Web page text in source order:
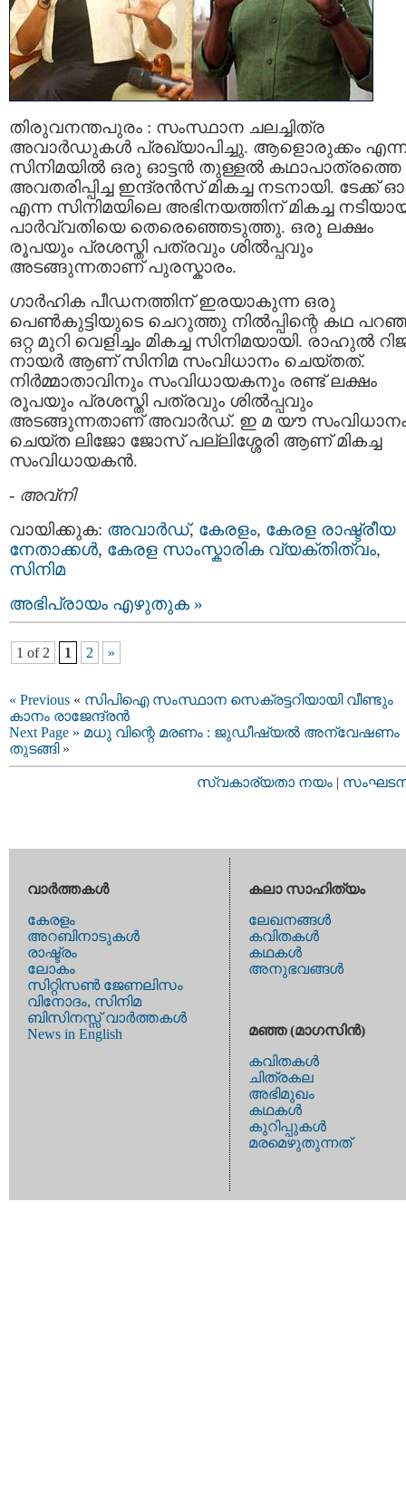
തിരുവനന്തപുരം : സംസ്ഥാന ചലച്ചിത്ര
അവാർഡുകൾ പ്രഖ്യാപിച്ചു. ആളൊരുക്കം
സിനിമയിൽ ഒരു ഓട്ടൻ തുള്ളൽ കഥാപാത്രത്തെ
അവതരിപ്പിച്ച ഇന്ദ്രൻസ് മികച്ച നടനായി. ടേക്ക്
എന്ന സിനിമയിലെ അഭിനയത്തിന് മികച്ച
പാർവ്വതിയെ തെരെഞ്ഞെടുത്തു. ഒരു ലക്ഷം
രൂപയും പ്രശസ്തി പത്രവും ശിൽപ്പവും
അടങ്ങുന്നതാണ് പുരസ്കാരം.
ഗാർഹിക പീഡനത്തിന് ഇരയാകുന്ന ഒരു
പെൺകുട്ടിയുടെ ചെറുത്തു നിൽപ്പിന്റെ കഥ
ഒറ്റ മുറി വെളിച്ചം മികച്ച സിനിമയായി. രാഹുൽ
നായർ ആണ് സിനിമ സംവിധാനം ചെയ്തത്.
നിർമ്മാതാവിനും സംവിധായകനും രണ്ട് ലക്ഷം
രൂപയും പ്രശസ്തി പത്രവും ശിൽപ്പവും
അടങ്ങുന്നതാണ് അവാർഡ്. ഇ മ യൗ
ചെയ്ത ലിജോ ജോസ് പല്ലിശ്ശേരി ആണ് മികച്ച
സംവിധായകൻ.
- അവ്നി
വായിക്കുക: അവാർഡ്, കേരളം, കേരള രാഷ്ട്രീയ
നേതാക്കള്‍, കേരള സാംസ്കാരിക വ്യക്തിത്വം,
സിനിമ
അഭിപ്രായം എഴുതുക »
1 of 2 1 2 »
« Previous « സിപിഐ സംസ്ഥാന സെക്രട്ടറിയായി വീണ്ടും
കാനം രാജേന്ദ്രൻ
Next Page » മധു വിന്റെ മരണം : ജുഡീഷ്യൽ അന്വേഷണം
തുടങ്ങി»
സ്വകാര്യതാ നയം |
വാര്‍ത്തകള്‍
കേരളം
അറബിനാടുകള്‍
രാഷ്ട്രം
ലോകം
സിറ്റിസണ്‍ ജേണലിസം
വിനോദം, സിനിമ
ബിസിനസ്സ് വാര്‍ത്തകള്‍
News in English
കലാ സാഹിത്യം
ലേഖനങ്ങള്‍
കവിതകള്‍
കഥകള്‍
അനുഭവങ്ങള്‍
മഞ്ഞ (മാഗസിന്‍)
കവിതകള്‍
ചിത്രകല
അഭിമുഖം
കഥകള്‍
കുറിപ്പുകള്‍
മരമെഴുതുന്നത്